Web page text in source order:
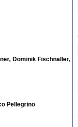
Dominik Fischnaller,
Pellegrino